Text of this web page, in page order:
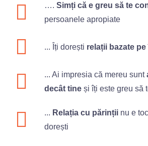
…. Simți că e greu să te
persoanele apropiate
... Îți dorești relații bazate
... Ai impresia că mereu sunt
decât tine și îți este greu să
... Relația cu părinții nu e
dorești